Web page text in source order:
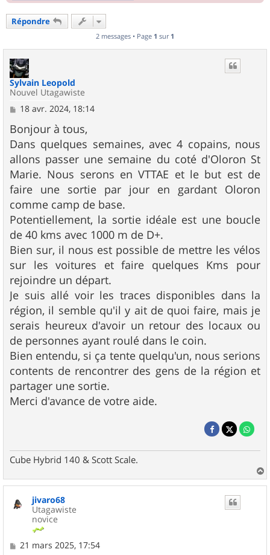
Répondre
2 messages • Page 1 sur 1
Sylvain Leopold
Nouvel Utagawiste
M
s
s
a
g
e
18 avr. 2024, 18:14
Bonjour à tous,
Dans quelques semaines, avec 4 copains, nous
allons passer une semaine du coté d'Oloron St
Marie. Nous serons en VTTAE et le but est de
faire une sortie par jour en gardant Oloron
comme camp de base.
Potentiellement, la sortie idéale est une boucle
de 40 kms avec 1000 m de D+.
Bien sur, il nous est possible de mettre les vélos
sur les voitures et faire quelques Kms pour
rejoindre un départ.
Je suis allé voir les traces disponibles dans la
région, il semble qu'il y ait de quoi faire, mais je
serais heureux d'avoir un retour des locaux ou
de personnes ayant roulé dans le coin.
Bien entendu, si ça tente quelqu'un, nous serions
contents de rencontrer des gens de la région et
partager une sortie.
Merci d'avance de votre aide.
Cube Hybrid 140 & Scott Scale.
a
u
jivaro68
Utagawiste
novice
M
21 mars 2025, 17:54